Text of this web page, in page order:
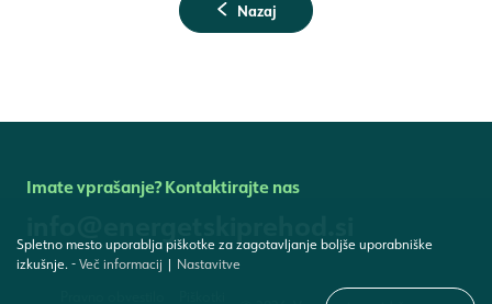
Nazaj
Imate vprašanje? Kontaktirajte nas
Spletno mesto uporablja piškotke za zagotavljanje boljše uporabniške
izkušnje. - Več informacij | Nastavitve